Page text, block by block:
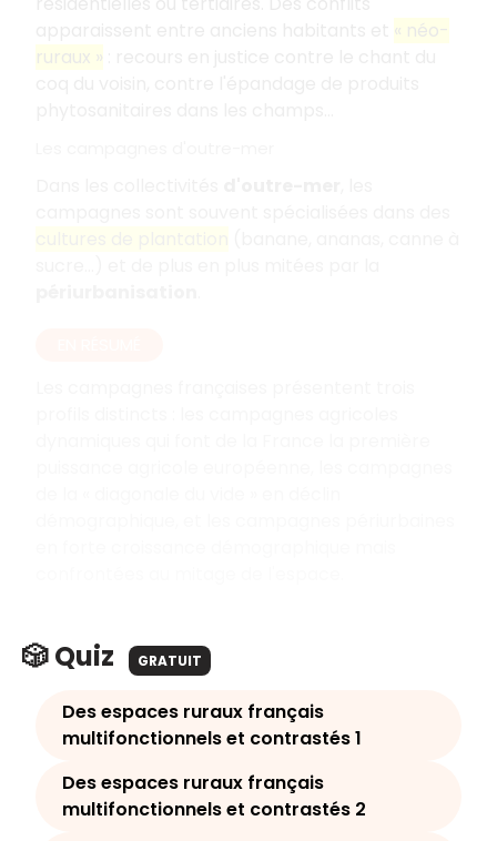
« néo-
🎲 Quiz GRATUIT
Des espaces ruraux français
multifonctionnels et contrastés 1
Des espaces ruraux français
multifonctionnels et contrastés 2